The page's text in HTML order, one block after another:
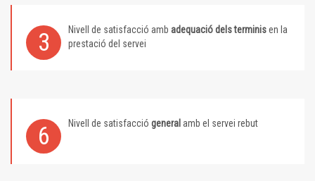
3 Nivell de satisfacció amb adequació dels terminisen la
prestació del servei
6 Nivell de satisfacció general amb el servei rebut